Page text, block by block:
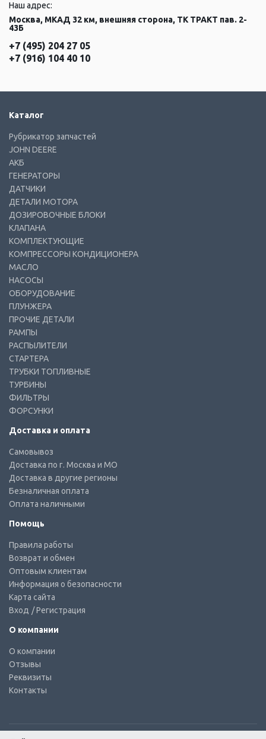
Наш адрес:
Москва, МКАД 32 км, внешняя сторона, ТК ТРАКТ пав. 2-
43Б
+7 (495) 204 27 05
+7 (916) 104 40 10
Каталог
Рубрикатор запчастей
JOHN DEERE
АКБ
ГЕНЕРАТОРЫ
ДАТЧИКИ
ДЕТАЛИ МОТОРА
ДОЗИРОВОЧНЫЕ БЛОКИ
КЛАПАНА
КОМПЛЕКТУЮЩИЕ
КОМПРЕССОРЫ КОНДИЦИОНЕРА
МАСЛО
НАСОСЫ
ОБОРУДОВАНИЕ
ПЛУНЖЕРА
ПРОЧИЕ ДЕТАЛИ
РАМПЫ
РАСПЫЛИТЕЛИ
СТАРТЕРА
ТРУБКИ ТОПЛИВНЫЕ
ТУРБИНЫ
ФИЛЬТРЫ
ФОРСУНКИ
Доставка и оплата
Самовывоз
Доставка по г. Москва и МО
Доставка в другие регионы
Безналичная оплата
Оплата наличными
Помощь
Правила работы
Возврат и обмен
Оптовым клиентам
Информация о безопасности
Карта сайта
Вход / Регистрация
О компании
О компании
Отзывы
Реквизиты
Контакты